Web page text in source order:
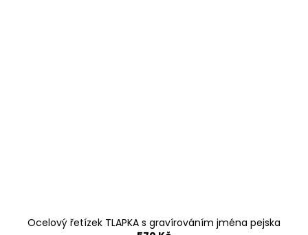
Ocelový řetízek TLAPKA s gravírováním jména pejska